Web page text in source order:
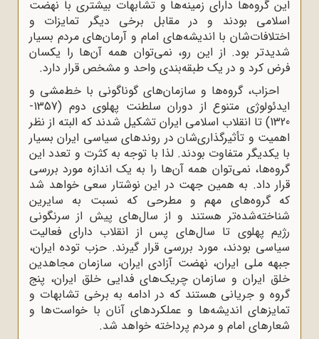
این گروه‌ها دارای زمینه‌ها و تشابهات بیشتری با نهضت
اسلامی بودند و در مقابل برخی دیگر تمایزات و
اختلافات‌شان با اندیشه‌های امام و آرمان‌های مردم بسیار
شدیدتر بود. از این رو، نمی‌توان همه آن‌ها را یکسان
فرض کرد و در یک طبقه‌بندی واحد و مشخص قرار دارد.
احزاب، گروه‌ها و سازمان‌های گوناگونی با خط‌مشی و
ایدئولوژی متنوع از دوران سلطنت پهلوی دوم (1357-
1320) تا انقلاب اسلامی ایران تشکیل شدند که البته از نظر
اهمیت و تأثیرگذاری‌شان در روندهای سیاسی ایران بسیار
با یکدیگر متفاوت بودند. لذا با توجه به کثرت و تعدد این
گروه‌ها، نمی‌توان همه آن‌ها را به یک اندازه مورد بررسی
قرار داد. به همین جهت در این نوشتار سعی خواهد شد
که گروه‌های مهم و مطرحی که نسبت به سایرین
شناخته‌شده‌تر هستند و از سال‌های پیش از سرنگونی
رژیم پهلوی تا سال‌های پس از انقلاب دارای فعالیت
سیاسی بودند، مورد بررسی قرار گیرند. حزب توده ایران،
جبهه ملی ایران، نهضت آزادی ایران، سازمان مجاهدین
خلق ایران و سازمان چریک‌های فدایی خلق ایران، پنج
گروه و جریانی هستند که در ادامه به برخی تشابهات و
تمایزهای اندیشه‌ها و عملکردهای آنان با خواست‌ها و
شعارهای امام و مردم پرداخته خواهد شد.